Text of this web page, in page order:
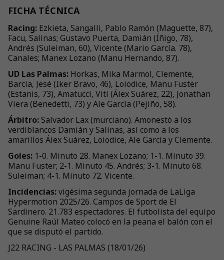
FICHA TÉCNICA
Racing: Ezkieta, Sangalli, Pablo Ramón (Maguette, 87),
Facu, Salinas; Gustavo Puerta, Damián (Íñigo, 78),
Andrés (Suleiman, 60), Vicente (Mario García. 78),
Canales; Manex Lozano (Manu Hernando, 87).
UD Las Palmas: Horkas, Mika Marmol, Clemente,
Barcia, Jesé (Iker Bravo, 46), Loiodice, Manu Fuster
(Estanis, 73), Amatucci, Viti (Álex Suárez, 22), Jonathan
Viera (Benedetti, 73) y Ale García (Pejiño, 58).
Árbitro:Salvador Lax (murciano). Amonestó a los
verdiblancos Damián y Salinas, así como a los
amarillos Álex Suárez, Loiodice, Ale García y Clemente.
Goles: 1-0. Minuto 28. Manex Lozano; 1-1. Minuto 39.
Manu Fuster; 2-1. Minuto 45. Andrés; 3-1. Minuto 68.
Suleiman; 4-1. Minuto 72. Vicente.
Incidencias:vigésima segunda jornada de LaLiga
Hypermotion 2025/26. Campos de Sport de El
Sardinero. 21.783 espectadores. El futbolista del equipo
Genuine Raúl Mateo colocó en la peana el balón con el
que se disputó el partido.
J22 RACING - LAS PALMAS (18/01/26)